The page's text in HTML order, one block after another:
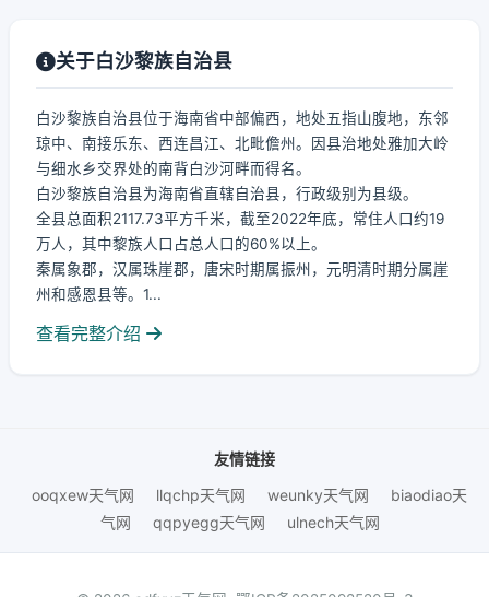
关于白沙黎族自治县
白沙黎族自治县位于海南省中部偏西，地处五指山腹地，东邻
琼中、南接乐东、西连昌江、北毗儋州。因县治地处雅加大岭
与细水乡交界处的南背白沙河畔而得名。
白沙黎族自治县为海南省直辖自治县，行政级别为县级。
全县总面积2117.73平方千米，截至2022年底，常住人口约19
万人，其中黎族人口占总人口的60%以上。
秦属象郡，汉属珠崖郡，唐宋时期属振州，元明清时期分属崖
州和感恩县等。1...
查看完整介绍
友情链接
ooqxew天气网
llqchp天气网 weunky天气网
biaodiao天
气网
qqpyegg天气网 ulnech天气网